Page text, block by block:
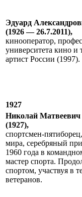
Эдуард
(1926 — 26.7.2011),
кинооператор,
университета кино и
артист России (1997).
1927
Николай
(1927),
спортсмен-
мира, серебряный
1960 года в
мастер спорта.
спортом, участвуя в
ветеранов.